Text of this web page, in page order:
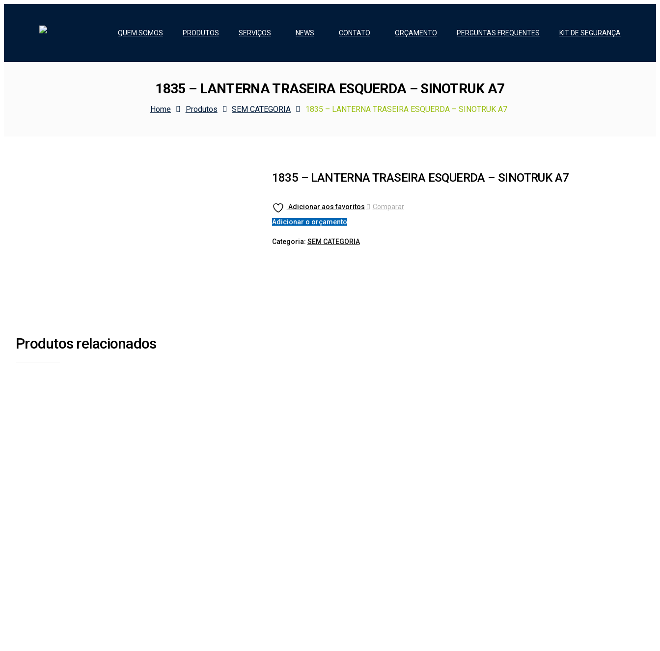
QUEM SOMOS PRODUTOS SERVIÇOS NEWS CONTATO ORÇAMENTO PERGUNTAS FREQUENTES KIT DE SEGURANÇA
1835 – LANTERNA TRASEIRA ESQUERDA – SINOTRUK A7
Home Produtos SEM CATEGORIA 1835 – LANTERNA TRASEIRA ESQUERDA – SINOTRUK A7
1835 – LANTERNA TRASEIRA ESQUERDA – SINOTRUK A7
Adicionar aos favoritos
Comparar
Adicionar o orçamento
Categoria: SEM CATEGORIA
Produtos relacionados